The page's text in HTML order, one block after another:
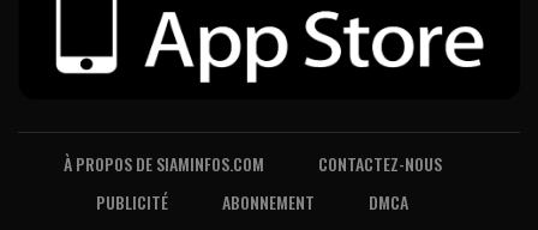
À PROPOS DE SIAMINFOS.COM
CONTACTEZ-NOUS
PUBLICITÉ
ABONNEMENT
DMCA